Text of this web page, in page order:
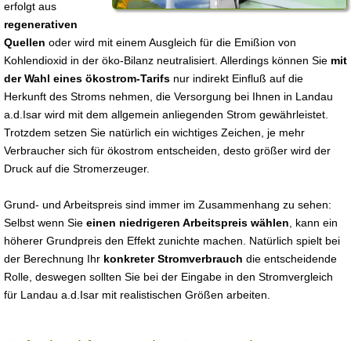
erfolgt aus
regenerativen
Quellen oder wird mit einem Ausgleich für die Emißion von
Kohlendioxid in der öko-Bilanz neutralisiert. Allerdings können Sie mit
der Wahl eines ökostrom-Tarifs nur indirekt Einfluß auf die
Herkunft des Stroms nehmen, die Versorgung bei Ihnen in Landau
a.d.Isar wird mit dem allgemein anliegenden Strom gewährleistet.
Trotzdem setzen Sie natürlich ein wichtiges Zeichen, je mehr
Verbraucher sich für ökostrom entscheiden, desto größer wird der
Druck auf die Stromerzeuger.
Grund- und Arbeitspreis sind immer im Zusammenhang zu sehen:
Selbst wenn Sie einen niedrigeren Arbeitspreis wählen , kann ein
höherer Grundpreis den Effekt zunichte machen. Natürlich spielt bei
der Berechnung Ihr konkreter Stromverbrauch die entscheidende
Rolle, deswegen sollten Sie bei der Eingabe in den Stromvergleich
für Landau a.d.Isar mit realistischen Größen arbeiten.